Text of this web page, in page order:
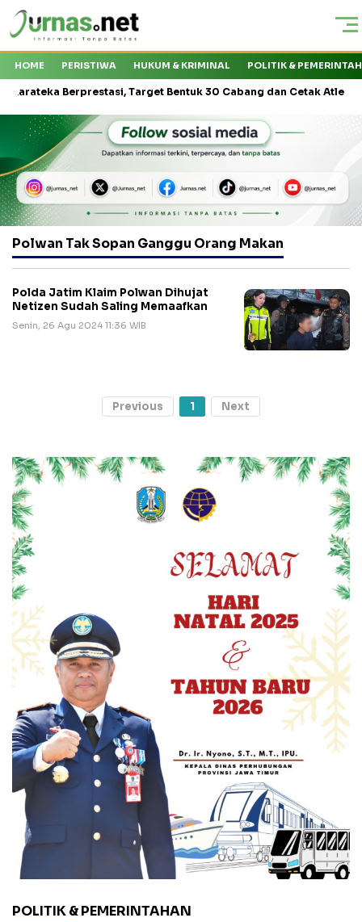
HOME PERISTIWA HUKUM & KRIMINAL POLITIK &
Berprestasi, Target Bentuk 30 Cabang dan Cetak Atlet Nasional
Polwan Tak Sopan Ganggu Orang Makan
Polda Jatim Klaim Polwan Dihujat
Netizen Sudah Saling Memaafkan
Senin, 26 Agu 2024 11:36 WIB
Previous 1 Next
POLITIK & PEMERINTAHAN